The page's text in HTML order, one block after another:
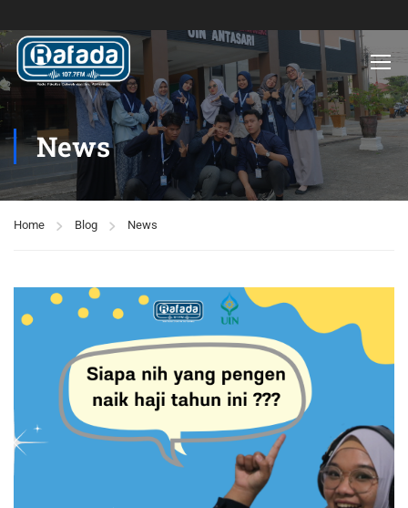
News
Home Blog News